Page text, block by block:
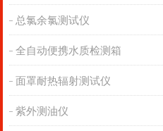
总氯余氯测试仪
全自动便携水质检测箱
面罩耐热辐射测试仪
紫外测油仪